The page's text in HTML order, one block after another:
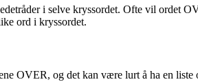
i selve kryssordet. Ofte vil ordet
ord i kryssordet.
OVER, og det kan være lurt å ha en